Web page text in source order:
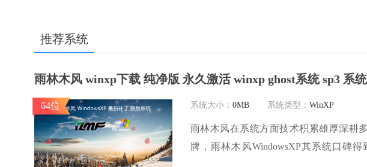
推荐系统
雨林木风 winxp下载 纯净版 永久激活 winxp ghost系统 sp3 系
64位 系统大小： 0MB 系统类型： WinXP
雨林木风在系统方面技术积累雄厚深耕
牌，雨林木风WindowsXP其系统口碑
体，是一款稳定流畅的系统，雨林木风